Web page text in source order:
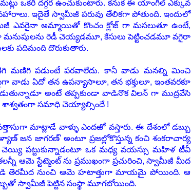
ఒకరి దగ్గర ఉంచుకుంటారు. కనుక ఈ యాంగిల్ ఎక్కువ
ఇదైతే స్వామీజీ పరువు తేలికగా పోతుంది. ఇందులో
ఎవరైనా అమ్మాయితో కొంచం క్లోజ్ గా మసలుతూ ఉంటే,
మనుషులను రెడీ చెయ్యడమూ, కేసులు పెట్టించడమూ వగైరా
పదిమంది దొరుకుతారు.
మణిగి పడుంటే పరవాలేదు. కానీ వాడు మనల్ని మించి
వాడు ఏదో తన ఉపన్యాసాలూ, తన భక్తులూ, ఇంతవరకూ
అంటే తప్పకుండా వాడినొక విలన్ గా ముద్రవేసి
శాశ్వతంగా సమాధి చెయ్యాల్సిందే !
మాట్లాడే వాళ్ళు ఎందఱో వస్తారు. ఈ దేశంలో డబ్బు
జన జాగరణ్' అంటూ ప్రజల్లోకొస్తున్న కంచి శంకరాచార్య
పట్టుకున్నాడంటూ ఒక మధ్య వయస్సు మహిళ టీవీ
ఆమె స్టేట్మెంట్ ను ప్రముఖంగా ప్రచురించి, స్వామీజీ మీద
తెరమీద నుంచి ఆమె హటాత్తుగా మాయమై పోయింది. ఆ
స్వామీజీ పెట్టిన సంస్థా మూగబోయింది.